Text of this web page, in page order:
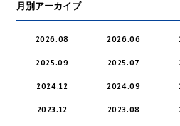
月別アーカイブ
2026.08 2026.06
2025.09 2025.07
2024.12 2024.09
2023.12 2023.08